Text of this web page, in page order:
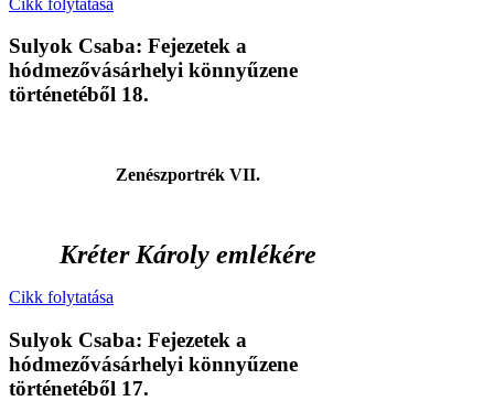
Sulyok Csaba: Fejezetek a
hódmezővásárhelyi könnyűzene
történetéből 18.
Zenészportrék VII.
Kréter Károly emlékére
Cikk folytatása
Sulyok Csaba: Fejezetek a
hódmezővásárhelyi könnyűzene
történetéből 17.